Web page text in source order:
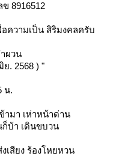
8916512
ความเป็น สิริมงคลครับ
ผวน
. 2568 ) "
น.
ามา เห่าหน้าด่าน
ก็บ้า เดินขบวน
เสียง ร้องโหยหวน